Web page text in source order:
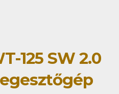
125 SW 2.0